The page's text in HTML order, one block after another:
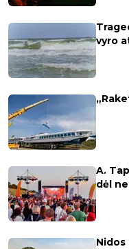
vyro
A.
dėl